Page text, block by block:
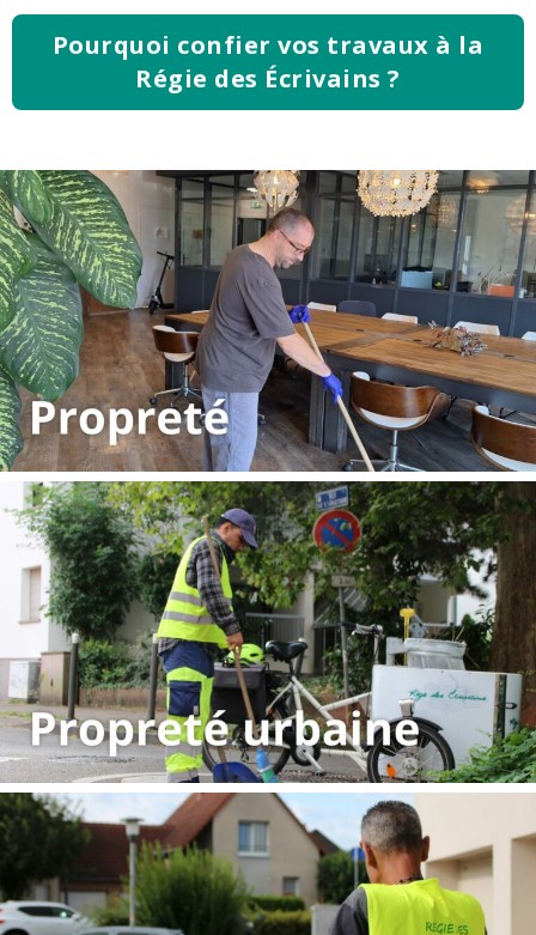
Pourquoi confier vos travaux à la
Régie des Écrivains ?